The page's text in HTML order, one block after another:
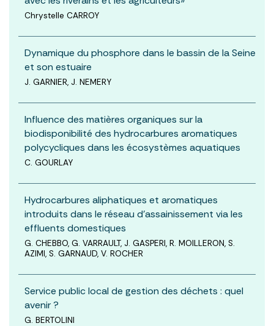
Chrystelle CARROY
Dynamique du phosphore dans le bassin de la Seine
et son estuaire
J. GARNIER, J. NEMERY
Influence des matières organiques sur la
biodisponibilité des hydrocarbures aromatiques
polycycliques dans les écosystèmes aquatiques
C. GOURLAY
Hydrocarbures aliphatiques et aromatiques
introduits dans le réseau d’assainissement via les
effluents domestiques
G. CHEBBO, G. VARRAULT, J. GASPERI, R. MOILLERON, S.
AZIMI, S. GARNAUD, V. ROCHER
Service public local de gestion des déchets : quel
avenir ?
G. BERTOLINI